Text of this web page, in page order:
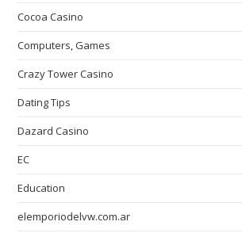
Cocoa Casino
Computers, Games
Crazy Tower Сasino
Dating Tips
Dazard Casino
EC
Education
elemporiodelvw.com.ar